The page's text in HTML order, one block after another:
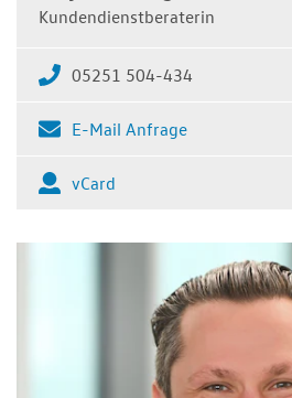
Kundendienstberaterin
05251 504-434
E-Mail Anfrage
vCard